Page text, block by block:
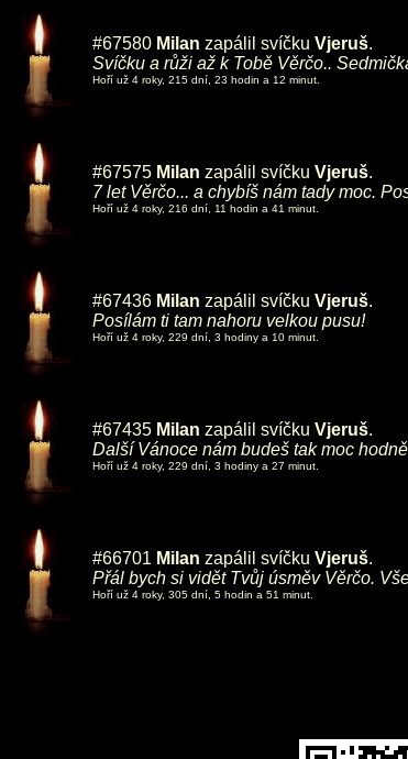
#67580 Milan zapálil svíčku Vjeruš.
Svíčku a růži až k Tobě Věrčo..
Hoří už 4 roky, 215 dní, 23 hodin a 12 minut.
#67575 Milan zapálil svíčku Vjeruš.
7 let Věrčo... a chybíš nám tady moc.
Hoří už 4 roky, 216 dní, 11 hodin a 41 minut.
#67436 Milan zapálil svíčku Vjeruš.
Posílám ti tam nahoru velkou pusu!
Hoří už 4 roky, 229 dní, 3 hodiny a 10 minut.
#67435 Milan zapálil svíčku Vjeruš.
Další Vánoce nám budeš tak moc
Hoří už 4 roky, 229 dní, 3 hodiny a 27 minut.
#66701 Milan zapálil svíčku Vjeruš.
Přál bych si vidět Tvůj úsměv Věrčo.
Hoří už 4 roky, 305 dní, 5 hodin a 51 minut.